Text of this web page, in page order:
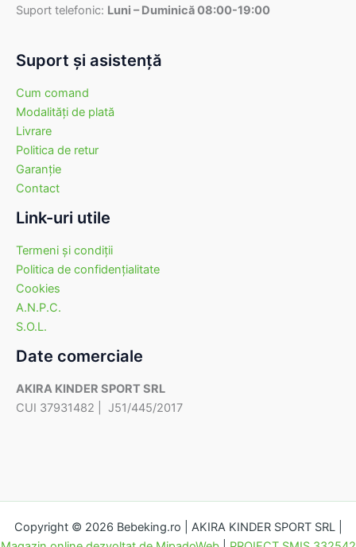
Suport telefonic: Luni – Duminică 08:00-19:00
Suport şi asistenţă
Cum comand
Modalităţi de plată
Livrare
Politica de retur
Garanţie
Contact
Link-uri utile
Termeni şi condiţii
Politica de confidenţialitate
Cookies
A.N.P.C.
S.O.L.
Date comerciale
AKIRA KINDER SPORT SRL
CUI 37931482 | J51/445/2017
Copyright © 2026 Bebeking.ro | AKIRA KINDER SPORT SRL |